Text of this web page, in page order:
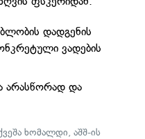
დადგენის
ვადების
არასწორად და
ხომალდი,აშშ-ის